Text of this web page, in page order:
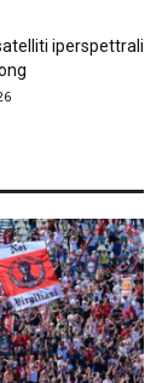
iperspettrali